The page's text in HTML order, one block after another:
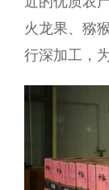
火龙果、猕
行深加工，